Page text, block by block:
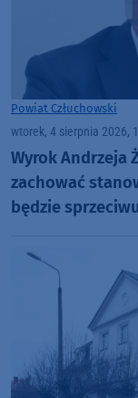
Powiat Człuchowski
wtorek, 4 sierpnia 2026,
Wyrok Andrzeja
zachować
będzie